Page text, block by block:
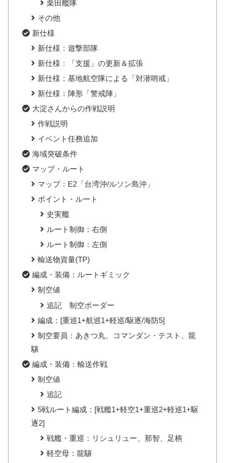
栗田艦隊
その他
新仕様
新仕様：遊撃部隊
新仕様：「支援」の更新＆拡張
新仕様：基地航空隊による「対潜哨戒」
新仕様：陣形「警戒陣」
大淀さんからの作戦説明
作戦説明
イベント任務追加
海域突破条件
マップ・ルート
マップ：E2「台湾沖/ルソン島沖」
ポイント・ルート
史実艦
ルート制御：右側
ルート制御：左側
輸送物資量(TP)
編成・装備：ルートギミック
制空値
追記 制空ボーダー
編成：[重巡1+航巡1+軽巡/駆逐/海防5]
制空要員：あきつ丸、コマンダン・テスト、龍
驤
編成・装備：輸送作戦
制空値
追記
5戦ルート編成：[戦艦1+軽空1+重巡2+軽巡1+駆
逐2]
戦艦・重巡：リシュリュー、那智、足柄
軽空母：龍驤